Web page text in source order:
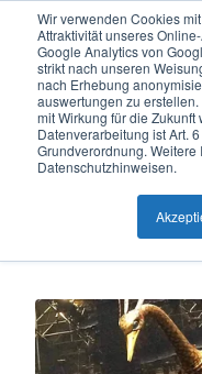
Wir verwenden Cookies
Attraktivität unseres
Google Analytics von
strikt nach unseren
nach Erhebung
auswertungen zu
mit Wirkung für die
Datenverarbeitung ist Art.
Grundverordnung.
Datenschutzhinweisen.